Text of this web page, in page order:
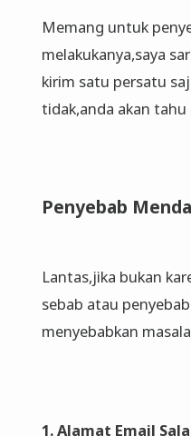
Memang untuk
melakukanya,saya
kirim satu persatu
tidak,anda akan
Penyebab
Lantas,jika bukan
sebab atau
menyebabkan
1. Alamat Email